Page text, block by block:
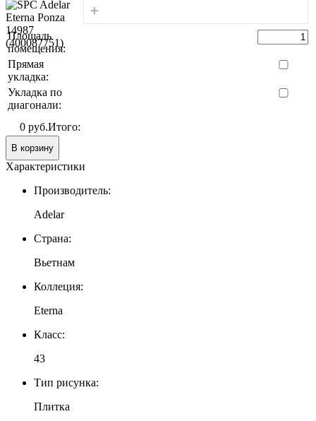
+
Площадь
помещения:
Прямая
укладка:
Укладка по
диагонали:
Итого:
0 руб.
В корзину
Характеристики
Производитель:
Adelar
Страна:
Вьетнам
Коллеция:
Eterna
Класс:
43
Тип рисунка:
Плитка